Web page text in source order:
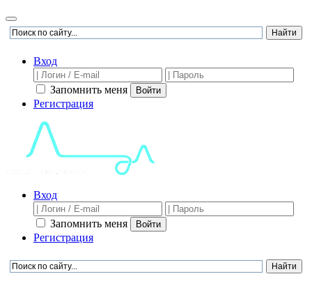
Вход
Запомнить меня Войти
Регистрация
Вход
Запомнить меня Войти
Регистрация